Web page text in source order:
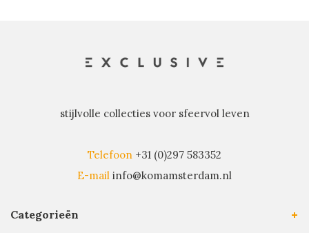
stijlvolle collecties voor sfeervol leven
Telefoon +31 (0)297 583352
E-mail info@komamsterdam.nl
Categorieën